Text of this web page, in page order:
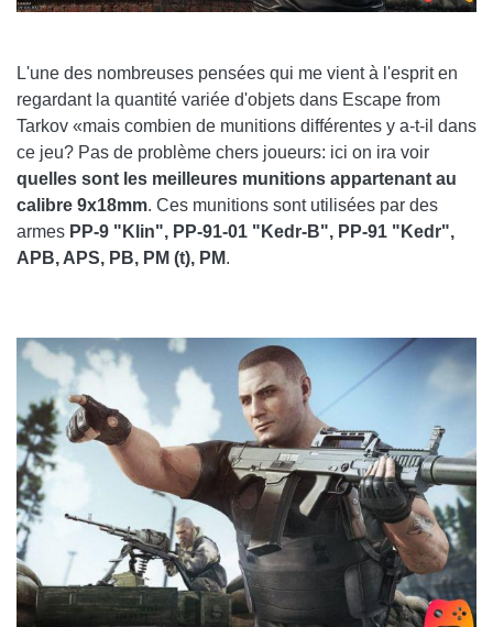
L'une des nombreuses pensées qui me vient à l'esprit en
regardant la quantité variée d'objets dans Escape from
Tarkov «mais combien de munitions différentes y a-t-il dans
ce jeu? Pas de problème chers joueurs: ici on ira voir
quelles sont les meilleures munitions appartenant au
calibre 9x18mm. Ces munitions sont utilisées par des
armes PP-9 "Klin", PP-91-01 "Kedr-B", PP-91 "Kedr",
APB, APS, PB, PM (t), PM.